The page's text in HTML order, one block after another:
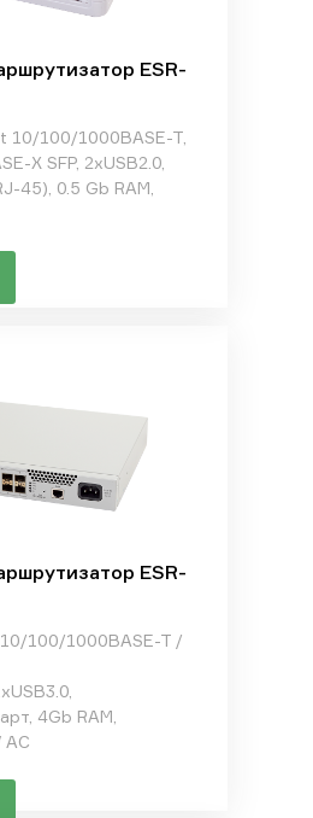
ESR-
10/100/1000BASE-T,
X SFP, 2xUSB2.0,
45), 0.5 Gb RAM,
ESR-
100/1000BASE-T /
4Gb RAM,
AC